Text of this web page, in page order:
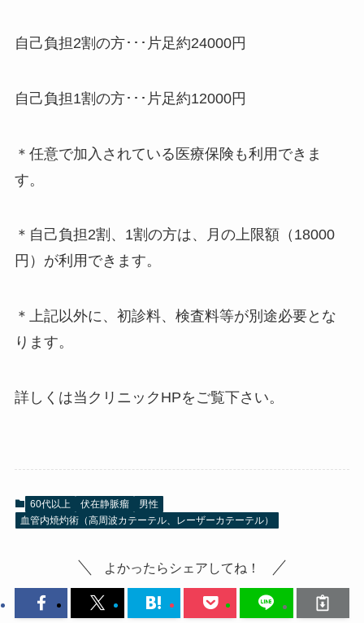
自己負担2割の方･･･片足約24000円
自己負担1割の方･･･片足約12000円
＊任意で加入されている医療保険も利用できま
す。
＊自己負担2割、1割の方は、月の上限額（18000
円）が利用できます。
＊上記以外に、初診料、検査料等が別途必要とな
ります。
詳しくは当クリニックHPをご覧下さい。
60代以上 伏在静脈瘤
男性
血管内焼灼術（高周波カテーテル、レーザーカテーテル）
よかったらシェアしてね！